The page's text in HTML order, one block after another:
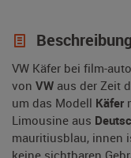
Beschreibung
VW Käfer bei film-
von VW aus der Zeit
um das Modell Käfer
Limousine aus
mauritiusblau, innen